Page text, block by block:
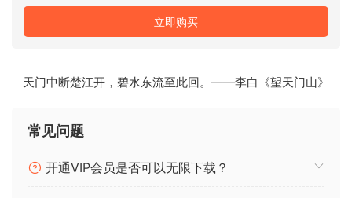
立即购买
天门中断楚江开，碧水东流至此回。——李白《望天门山》
常见问题
开通VIP会员是否可以无限下载？